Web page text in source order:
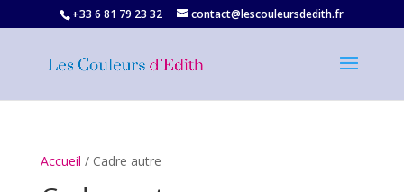
+33 6 81 79 23 32‬ contact@lescouleursdedith.fr
Accueil / Cadre autre